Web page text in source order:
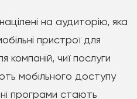
на аудиторію, яка
пристрої для
компаній, чиї послуги
мобільного доступу
програми стають